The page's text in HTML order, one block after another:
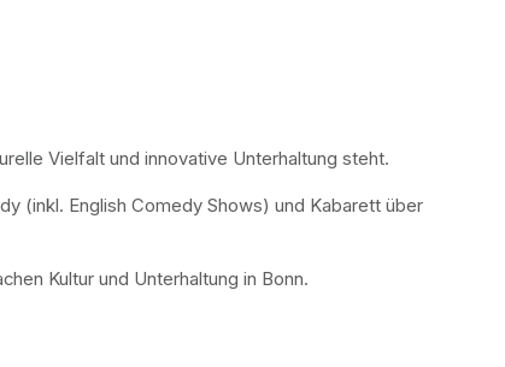
Vielfalt und innovative Unterhaltung steht.
(inkl. English Comedy Shows) und Kabarett über
Kultur und Unterhaltung in Bonn.